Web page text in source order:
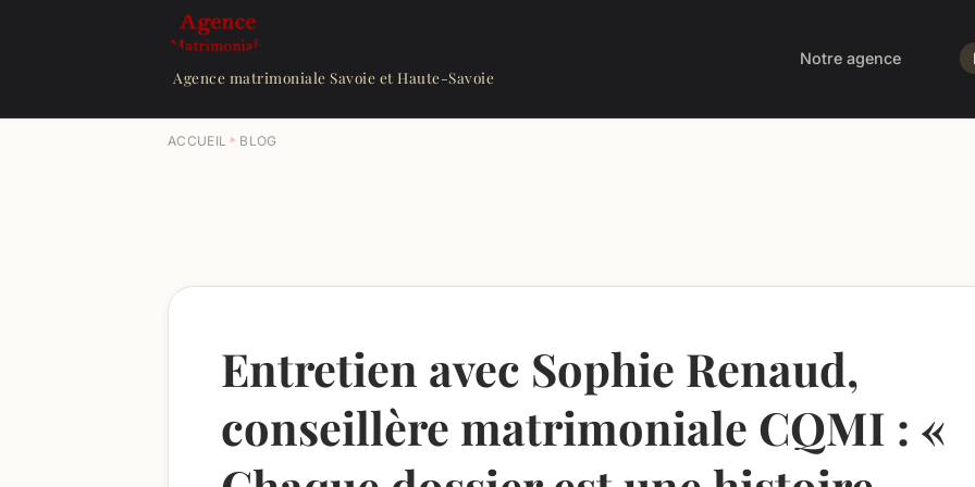
Agence matrimoniale Savoie et Haute-Savoie
Notre agence
ACCUEIL BLOG
Entretien avec Sophie Renaud,
conseillère matrimoniale CQMI : «